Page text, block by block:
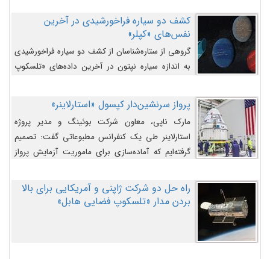
کشف دو سیاره فراخورشیدی در آخرین
نفس‌های «کپلر»
گروهی از ستاره‌شناسان از کشف دو سیاره فراخورشیدی
به اندازه سیاره نپتون در آخرین داده‌های «تلسکوپ
پرواز سرنشین‌دار کپسول «استارلاینر»
مارک ناپی، معاون شرکت بوئینگ و مدیر پروژه
استارلاینر طی یک کنفرانس مطبوعاتی گفت: تصمیم
گرفته‌ایم که آماده‌سازی برای ماموریت آزمایش پرواز
اصلاح کنیم.
راه حل دو شرکت ژاپنی و آمریکایی برای بالا
بردن مدار «تلسکوپ فضایی هابل»